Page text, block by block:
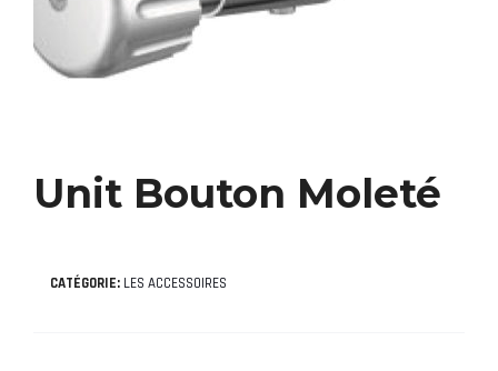
Unit Bouton Moleté
CATÉGORIE: LES ACCESSOIRES